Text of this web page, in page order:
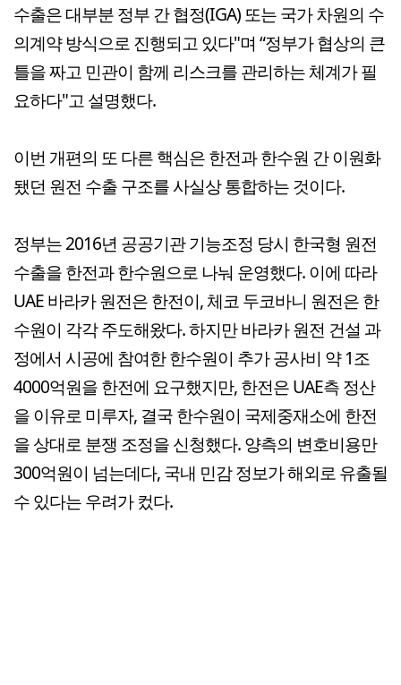
수출은 대부분 정부 간 협정(IGA) 또는 국가 차원의 수
의계약 방식으로 진행되고 있다"며 “정부가 협상의 큰
틀을 짜고 민관이 함께 리스크를 관리하는 체계가 필
요하다"고 설명했다.
이번 개편의 또 다른 핵심은 한전과 한수원 간 이원화
됐던 원전 수출 구조를 사실상 통합하는 것이다.
정부는 2016년 공공기관 기능조정 당시 한국형 원전
수출을 한전과 한수원으로 나눠 운영했다. 이에 따라
UAE 바라카 원전은 한전이, 체코 두코바니 원전은 한
수원이 각각 주도해왔다. 하지만 바라카 원전 건설 과
정에서 시공에 참여한 한수원이 추가 공사비 약 1조
4000억원을 한전에 요구했지만, 한전은 UAE측 정산
을 이유로 미루자, 결국 한수원이 국제중재소에 한전
을 상대로 분쟁 조정을 신청했다. 양측의 변호비용만
300억원이 넘는데다, 국내 민감 정보가 해외로 유출될
수 있다는 우려가 컸다.